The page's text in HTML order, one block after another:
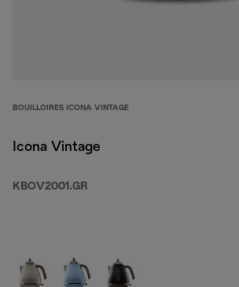
BOUILLOIRES ICONA VINTAGE
Icona Vintage
KBOV2001.GR